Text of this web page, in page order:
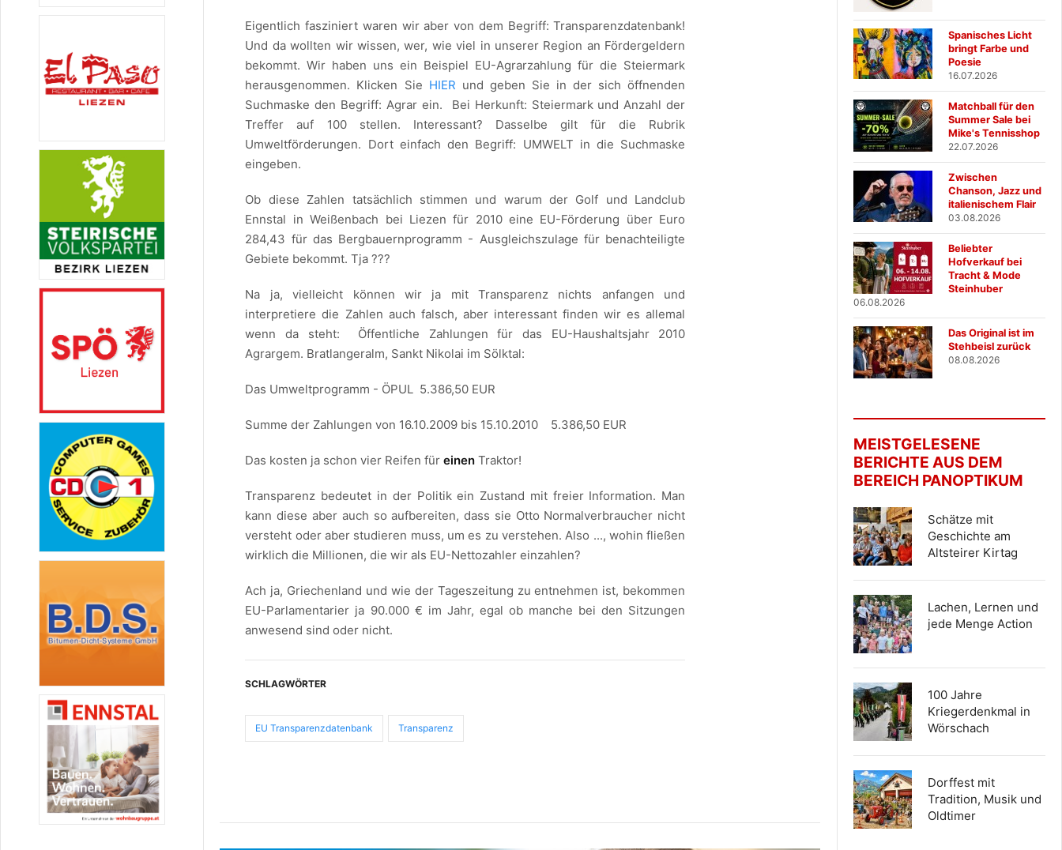
Eigentlich fasziniert waren wir aber von dem Begriff: Transparenzdatenbank!
Und da wollten wir wissen, wer, wie viel in unserer Region an Fördergeldern
bekommt. Wir haben uns ein Beispiel EU-Agrarzahlung für die Steiermark
herausgenommen. Klicken Sie HIER und geben Sie in der sich öffnenden
Suchmaske den Begriff: Agrar ein. Bei Herkunft: Steiermark und Anzahl der
Treffer auf 100 stellen. Interessant? Dasselbe gilt für die Rubrik
Umweltförderungen. Dort einfach den Begriff: UMWELT in die Suchmaske
eingeben.
Ob diese Zahlen tatsächlich stimmen und warum der Golf und Landclub
Ennstal in Weißenbach bei Liezen für 2010 eine EU-Förderung über Euro
284,43 für das Bergbauernprogramm - Ausgleichszulage für benachteiligte
Gebiete bekommt. Tja ???
Na ja, vielleicht können wir ja mit Transparenz nichts anfangen und
interpretiere die Zahlen auch falsch, aber interessant finden wir es allemal
wenn da steht: Öffentliche Zahlungen für das EU-Haushaltsjahr 2010
Agrargem. Bratlangeralm, Sankt Nikolai im Sölktal:
Das Umweltprogramm - ÖPUL 5.386,50 EUR
Summe der Zahlungen von 16.10.2009 bis 15.10.2010 5.386,50 EUR
Das kosten ja schon vier Reifen füreinen Traktor!
Transparenz bedeutet in der Politik ein Zustand mit freier Information. Man
kann diese aber auch so aufbereiten, dass sie Otto Normalverbraucher nicht
versteht oder aber studieren muss, um es zu verstehen. Also ..., wohin fließen
wirklich die Millionen, die wir als EU-Nettozahler einzahlen?
Ach ja, Griechenland und wie der Tageszeitung zu entnehmen ist, bekommen
EU-Parlamentarier ja 90.000 € im Jahr, egal ob manche bei den Sitzungen
anwesend sind oder nicht.
SCHLAGWÖRTER
EU Transparenzdatenbank Transparenz
Spanisches Licht
bringt Farbe und
Poesie
16.07.2026
Matchball für den
Summer Sale bei
Mike's Tennisshop
22.07.2026
Zwischen
Chanson, Jazz und
italienischem Flair
03.08.2026
Beliebter
Hofverkauf bei
Tracht & Mode
Steinhuber
06.08.2026
Das Original ist im
Stehbeisl zurück
08.08.2026
MEISTGELESENE
BERICHTE AUS DEM
BEREICH PANOPTIKUM
Schätze mit
Geschichte am
Altsteirer Kirtag
Lachen, Lernen und
jede Menge Action
100 Jahre
Kriegerdenkmal in
Wörschach
Dorffest mit
Tradition, Musik und
Oldtimer